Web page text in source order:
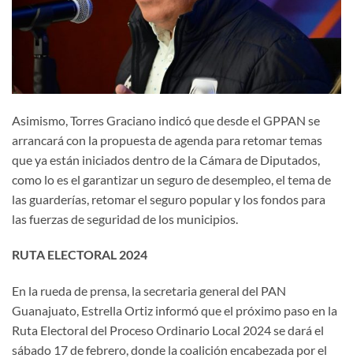
Asimismo, Torres Graciano indicó que desde el GPPAN se
arrancará con la propuesta de agenda para retomar temas
que ya están iniciados dentro de la Cámara de Diputados,
como lo es el garantizar un seguro de desempleo, el tema de
las guarderías, retomar el seguro popular y los fondos para
las fuerzas de seguridad de los municipios.
RUTA ELECTORAL 2024
En la rueda de prensa, la secretaria general del PAN
Guanajuato, Estrella Ortiz informó que el próximo paso en la
Ruta Electoral del Proceso Ordinario Local 2024 se dará el
sábado 17 de febrero, donde la coalición encabezada por el